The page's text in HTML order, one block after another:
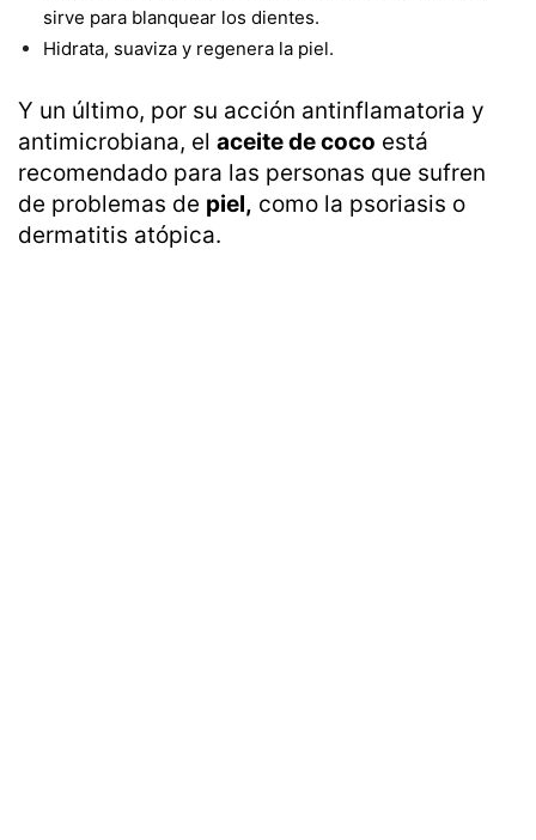
sirve para blanquear los dientes.
Hidrata, suaviza y regenera la piel.
Y un último, por su acción antinflamatoria y
antimicrobiana, el aceite de coco está
recomendado para las personas que sufren
de problemas de piel, como la psoriasis o
dermatitis atópica.